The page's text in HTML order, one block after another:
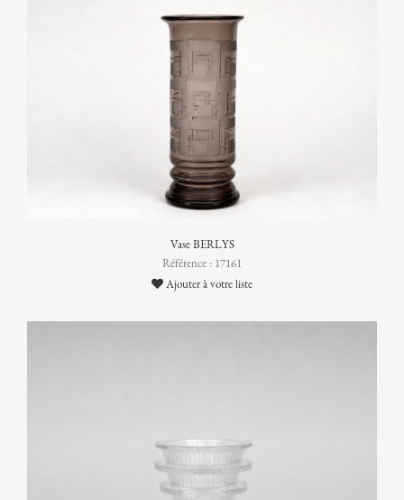
Vase BERLYS
Référence : 17161
Ajouter à votre liste